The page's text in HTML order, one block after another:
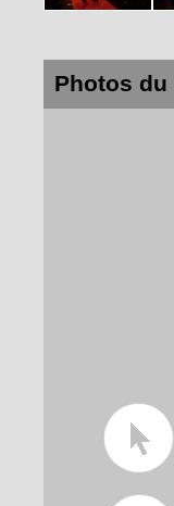
Photos du